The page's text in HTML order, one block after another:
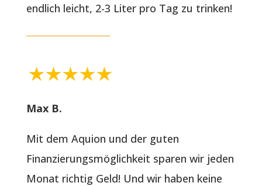
endlich leicht, 2-3 Liter pro Tag zu trinken!
Max B.
Mit dem Aquion und der guten
Finanzierungsmöglichkeit sparen wir jeden
Monat richtig Geld! Und wir haben keine